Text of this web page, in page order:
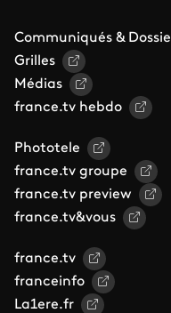
Communiqués &
Grilles
Médias
france.tv hebdo
Phototele
france.tv groupe
france.tv preview
france.tv&vous
france.tv
franceinfo
La1ere.fr